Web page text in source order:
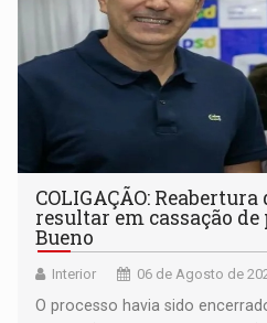
COLIGAÇÃO:
resultar em cassação
Bueno
Interior 06 de Agosto de
O processo havia sido